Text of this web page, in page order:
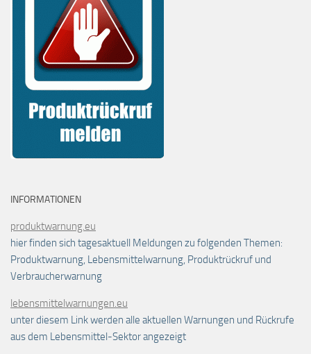
INFORMATIONEN
produktwarnung.eu
hier finden sich tagesaktuell Meldungen zu folgenden Themen:
Produktwarnung, Lebensmittelwarnung, Produktrückruf und
Verbraucherwarnung
lebensmittelwarnungen.eu
unter diesem Link werden alle aktuellen Warnungen und Rückrufe
aus dem Lebensmittel-Sektor angezeigt